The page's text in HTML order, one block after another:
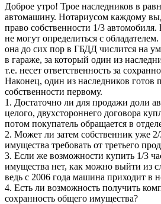
Доброе утро! Трое наследников в
автомашину. Нотариусом каждому
право собственности 1/3
не могут определиться с
она до сих пор в ГБДД числится на
в гараже, за который один из
т.е. несет ответственность за
Наконец, один из наследников готов
собственности первому.
1. Достаточно ли для продажи доли
целого, двухстороннего договора
потом покупатель обращается в
2. Может ли затем собственник уже
имущества требовать от третьего
3. Если же возможности купить 1/3
имущества нет, как можно выйти из
ведь с 2006 года машина приходит в
4. Есть ли возможность получить
сохранность общего имущества?